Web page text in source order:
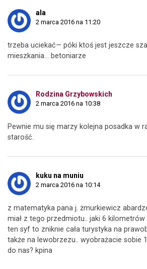
ala
2 marca 2016 na 11:20
trzeba uciekać— póki ktoś jest jeszcze
mieszkania… betoniarze
Rodzina Grzybowskich
2 marca 2016 na 10:38
Pewnie mu się marzy kolejna posadka w
starość.
kuku na muniu
2 marca 2016 na 10:14
z matematyka pana j. żmurkiewicz
miał z tego przedmiotu.. jaki 6 kilometrów
ten syf to zniknie cała turystyka na
także na lewobrzezu.. wyobrażacie sobie
do nas? kpina